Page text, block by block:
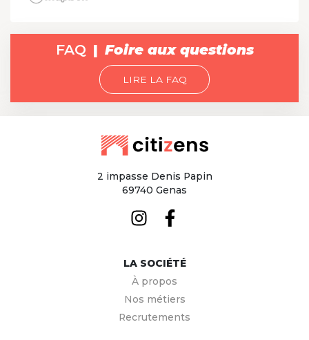
FAQ Foire aux questions
LIRE LA FAQ
2 impasse Denis Papin
69740 Genas
LA SOCIÉTÉ
À propos
Nos métiers
Recrutements